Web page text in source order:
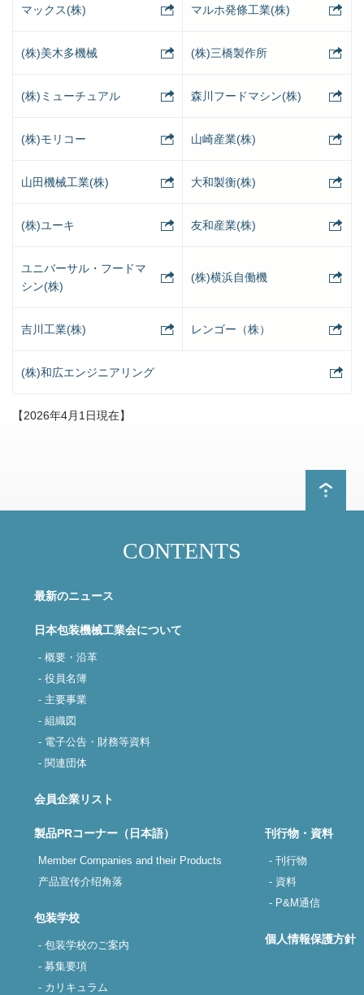
マックス(株) マルホ発條工業(株)
(株)美木多機械 (株)三橋製作所
(株)ミューチュアル 森川フードマシン(株)
(株)モリコー 山崎産業(株)
山田機械工業(株) 大和製衡(株)
(株)ユーキ 友和産業(株)
ユニバーサル・フードマ
シン(株)
(株)横浜自働機
吉川工業(株) レンゴー（株）
(株)和広エンジニアリング
【2026年4月1日現在】
CONTENTS
最新のニュース
日本包装機械工業会について
- 概要・沿革
- 役員名簿
- 主要事業
- 組織図
- 電子公告・財務等資料
- 関連団体
会員企業リスト
製品PRコーナー（日本語）
Member Companies and their Products
产品宣传介绍角落
包装学校
- 包装学校のご案内
- 募集要項
- カリキュラム
刊行物・資料
- 刊行物
- 資料
- P&M通信
個人情報保護方針